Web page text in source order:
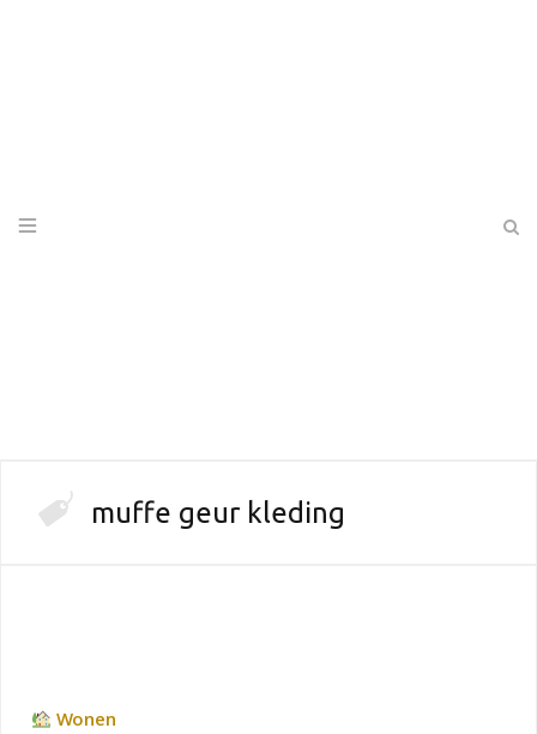
muffe geur kleding
Wonen